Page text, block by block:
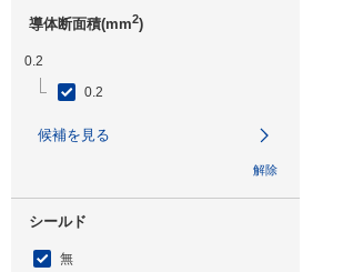
導体断面積(mm2)
0.2
0.2
候補を見る
解除
シールド
無